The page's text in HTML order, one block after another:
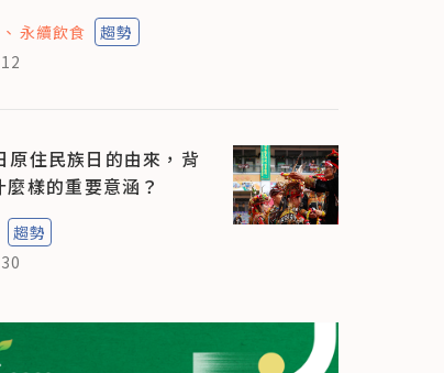
永續飲食
趨勢
原住民族日的由來，背
麼樣的重要意涵？
趨勢